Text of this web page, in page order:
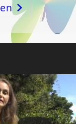
BLOCKADEN
Und
SCHMERZEN
ErLÖSEN!